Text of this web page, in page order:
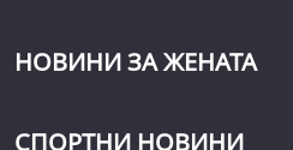
НОВИНИ ЗА ЖЕНАТА
СПОРТНИ НОВИНИ